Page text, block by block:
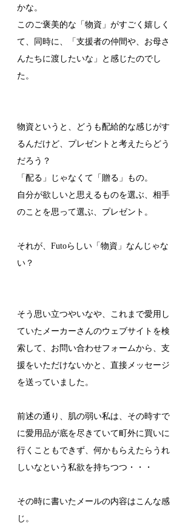
かな。
このご褒美的な「物資」がすごく嬉しく
て、同時に、「支援者の仲間や、お母さ
んたちに渡したいな」と感じたのでし
た。
物資というと、どうも配給的な感じがす
るんだけど、プレゼントと考えたらどう
だろう？
「配る」じゃなくて「贈る」もの。
自分が欲しいと思えるものを選ぶ、相手
のことを思って選ぶ、プレゼント。
それが、Futoらしい「物資」なんじゃな
い？
そう思い立つやいなや、これまで愛用し
ていたメーカーさんのウェブサイトを検
索して、お問い合わせフォームから、支
援をいただけないかと、直接メッセージ
を送っていました。
前述の通り、肌の弱い私は、その時すで
に愛用品が底を尽きていて町外に買いに
行くこともできず、何かもらえたらうれ
しいなという私欲を持ちつつ・・・
その時に書いたメールの内容はこんな感
じ。